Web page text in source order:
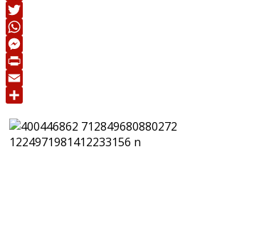
Facebook
Twitter
WhatsApp
Messenger
Print
Email